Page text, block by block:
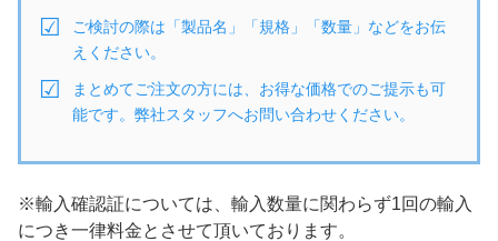
ご検討の際は「製品名」「規格」「数量」などをお伝
えください。
まとめてご注文の方には、お得な価格でのご提示も可
能です。弊社スタッフへお問い合わせください。
※輸入確認証については、輸入数量に関わらず1回の輸入
につき一律料金とさせて頂いております。